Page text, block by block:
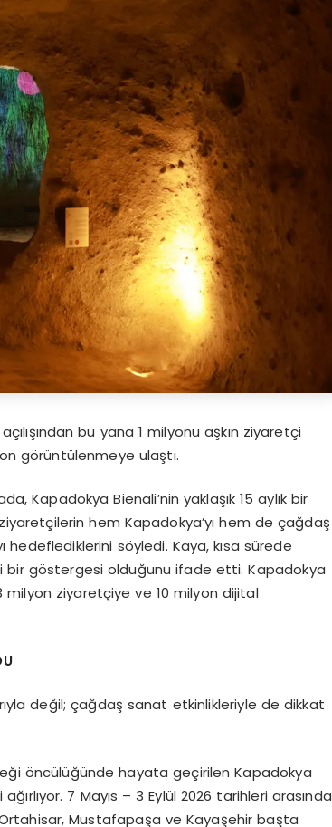
bu yana 1 milyonu aşkın ziyaretçi
görüntülenmeye ulaştı.
Kapadokya Bienali’nin yaklaşık 15 aylık bir
hem Kapadokya’yı hem de çağdaş
söyledi. Kaya, kısa sürede
bir göstergesi olduğunu ifade etti. Kapadokya
milyon ziyaretçiye ve 10 milyon dijital
değil; çağdaş sanat etkinlikleriyle de dikkat
öncülüğünde hayata geçirilen Kapadokya
7 Mayıs – 3 Eylül 2026 tarihleri arasında
Mustafapaşa ve Kayaşehir başta